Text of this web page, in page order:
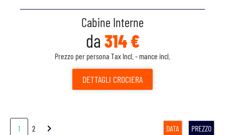
Cabine Interne
da 314 €
Prezzo per persona Tax Incl. - mance incl.
DETTAGLI CROCIERA
1 2 chevron_right DATA PREZZO